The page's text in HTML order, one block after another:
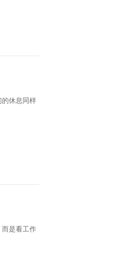
的休息同样
而是看工作